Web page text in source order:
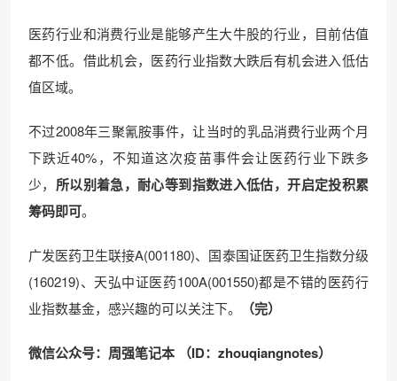
医药行业和消费行业是能够产生大牛股的行业，目前估值
都不低。借此机会，医药行业指数大跌后有机会进入低估
值区域。
不过2008年三聚氰胺事件，让当时的乳品消费行业两个月
下跌近40%，不知道这次疫苗事件会让医药行业下跌多
少， 所以别着急，耐心等到指数进入低估，开启定投积累
筹码即可。
广发医药卫生联接A(001180)、国泰国证医药卫生指数分级
(160219)、天弘中证医药100A(001550)都是不错的医药行
业指数基金，感兴趣的可以关注下。
（完）
微信公众号：周强笔记本 （ID：zhouqiangnotes）